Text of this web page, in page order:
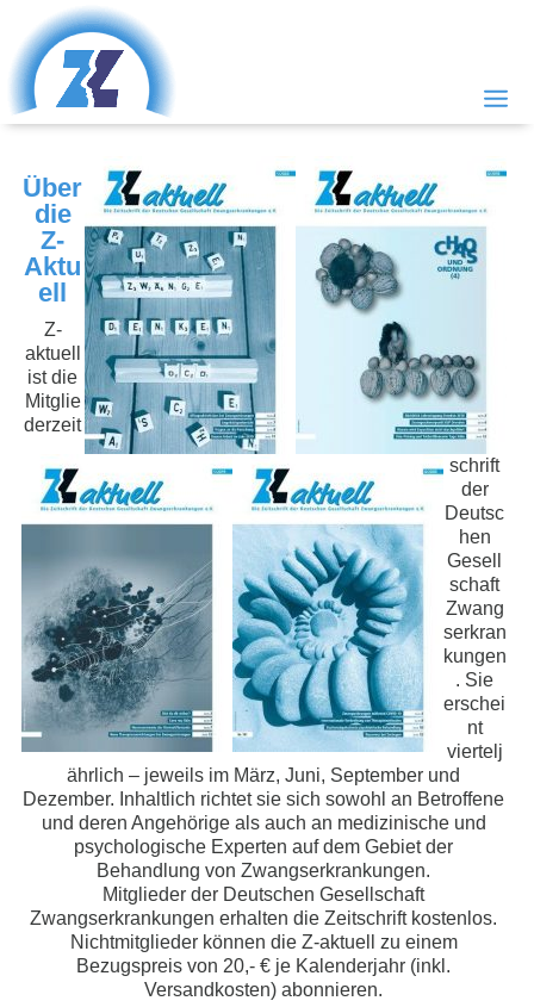
Über
die
Z-
Aktu
ell
Z-
aktuell
ist die
Mitglie
derzeit
schrift
der
Deutsc
hen
Gesell
schaft
Zwang
serkran
kungen
. Sie
erschei
nt
viertelj
ährlich – jeweils im März, Juni, September und
Dezember. Inhaltlich richtet sie sich sowohl an Betroffene
und deren Angehörige als auch an medizinische und
psychologische Experten auf dem Gebiet der
Behandlung von Zwangserkrankungen.
Mitglieder der Deutschen Gesellschaft
Zwangserkrankungen erhalten die Zeitschrift kostenlos.
Nichtmitglieder können die Z-aktuell zu einem
Bezugspreis von 20,- € je Kalenderjahr (inkl.
Versandkosten) abonnieren.